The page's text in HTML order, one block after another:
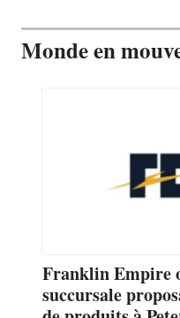
Monde en
Franklin Empire
succursale